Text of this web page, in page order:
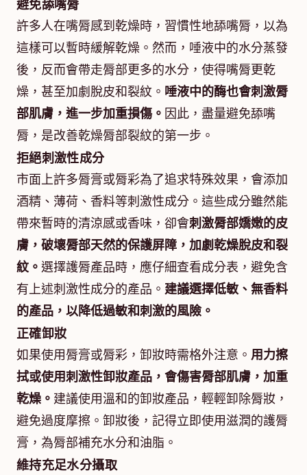
避免舔嘴脣
許多人在嘴脣感到乾燥時，習慣性地舔嘴脣，以為
這樣可以暫時緩解乾燥。然而，唾液中的水分蒸發
後，反而會帶走脣部更多的水分，使得嘴脣更乾
燥，甚至加劇脫皮和裂紋。 唾液中的酶也會刺激脣
部肌膚，進一步加重損傷。 因此，盡量避免舔嘴
脣，是改善乾燥脣部裂紋的第一步。
拒絕刺激性成分
市面上許多脣膏或脣彩為了追求特殊效果，會添加
酒精、薄荷、香料等刺激性成分。這些成分雖然能
帶來暫時的清涼感或香味，卻會刺激脣部嬌嫩的皮
膚，破壞脣部天然的保護屏障，加劇乾燥脫皮和裂
紋。 選擇護脣產品時，應仔細查看成分表，避免含
有上述刺激性成分的產品。 建議選擇低敏、無香料
的產品，以降低過敏和刺激的風險。
正確卸妝
如果使用脣膏或脣彩，卸妝時需格外注意。 用力擦
拭或使用刺激性卸妝產品，會傷害脣部肌膚，加重
乾燥。 建議使用溫和的卸妝產品，輕輕卸除脣妝，
避免過度摩擦。卸妝後，記得立即使用滋潤的護脣
膏，為脣部補充水分和油脂。
維持充足水分攝取